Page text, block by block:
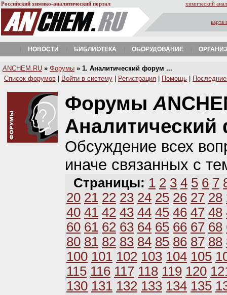
Российский химико-аналитический портал химический
карта
НОВОСТИ БИБЛИОТЕКА ОБОРУДОВАНИЕ
A NCHEM.RU » Форумы » 1. Аналитический форум ...
Список форумов
Войти в систему Регистрация Помощь
Форумы A
Обсуждение всех
иначе связанных с
Страницы: 1 2 3 4 5 6 7
20 21 22 23 24 25 26 27 28
40 41 42 43 44 45 46 47 48
60 61 62 63 64 65 66 67 68
80 81 82 83 84 85 86 87 88
100 101 102 103 104 105
115 116 117 118 119 120
130 131 132 133 134 135